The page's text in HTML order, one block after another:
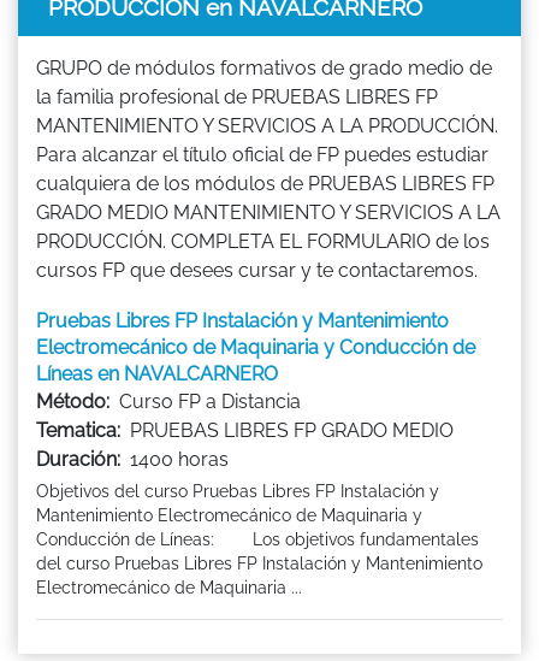
PRODUCCIÓN en NAVALCARNERO
GRUPO de módulos formativos de grado medio de
la familia profesional de PRUEBAS LIBRES FP
MANTENIMIENTO Y SERVICIOS A LA PRODUCCIÓN.
Para alcanzar el título oficial de FP puedes estudiar
cualquiera de los módulos de PRUEBAS LIBRES FP
GRADO MEDIO MANTENIMIENTO Y SERVICIOS A LA
PRODUCCIÓN. COMPLETA EL FORMULARIO de los
cursos FP que desees cursar y te contactaremos.
Pruebas Libres FP Instalación y Mantenimiento
Electromecánico de Maquinaria y Conducción de
Líneas en NAVALCARNERO
Método: Curso FP a Distancia
Tematica: PRUEBAS LIBRES FP GRADO MEDIO
Duración: 1400 horas
Objetivos del curso Pruebas Libres FP Instalación y
Mantenimiento Electromecánico de Maquinaria y
Conducción de Líneas: Los objetivos fundamentales
del curso Pruebas Libres FP Instalación y Mantenimiento
Electromecánico de Maquinaria ...